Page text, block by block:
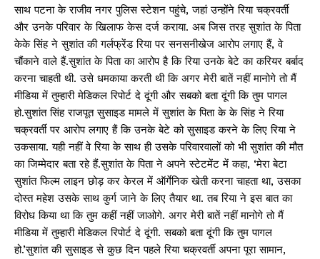
साथ पटना के राजीव नगर पुलिस स्टेशन पहुंचे, जहां उन्होंने रिया चक्रवर्ती
और उनके परिवार के खिलाफ केस दर्ज कराया. अब जिस तरह सुशांत के पिता
केके सिंह ने सुशांत की गर्लफ्रेंड रिया पर सनसनीखेज आरोप लगाए हैं, वे
चौंकाने वाले हैं.सुशांत के पिता का आरोप है कि रिया उनके बेटे का करियर बर्बाद
करना चाहती थी. उसे धमकाया करती थी कि अगर मेरी बातें नहीं मानोगे तो मैं
मीडिया में तुम्हारी मेडिकल रिपोर्ट दे दूंगी और सबको बता दूंगी कि तुम पागल
हो.सुशांत सिंह राजपूत सुसाइड मामले में सुशांत के पिता के के सिंह ने रिया
चक्रवर्ती पर आरोप लगाए हैं कि उनके बेटे को सुसाइड करने के लिए रिया ने
उकसाया. यही नहीं वे रिया के साथ ही उसके परिवारवालों को भी सुशांत की मौत
का जिम्मेदार बता रहे हैं.सुशांत के पिता ने अपने स्टेटमेंट में कहा, ‘मेरा बेटा
सुशांत फिल्म लाइन छोड़ कर केरल में ऑर्गेनिक खेती करना चाहता था, उसका
दोस्त महेश उसके साथ कुर्ग जाने के लिए तैयार था. तब रिया ने इस बात का
विरोध किया था कि तुम कहीं नहीं जाओगे. अगर मेरी बातें नहीं मानोगे तो मैं
मीडिया में तुम्हारी मेडिकल रिपोर्ट दे दूंगी. सबको बता दूंगी कि तुम पागल
हो.’सुशांत की सुसाइड से कुछ दिन पहले रिया चक्रवर्ती अपना पूरा सामान,